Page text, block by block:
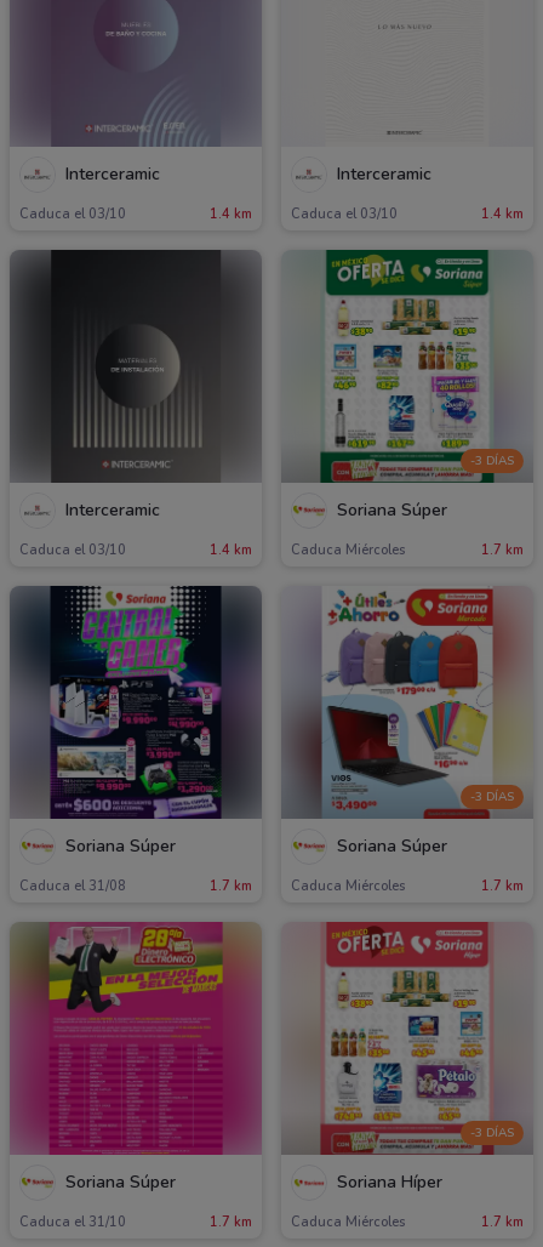
Interceramic
Caduca el 03/10 1.4 km
Interceramic
Caduca el 03/10 1.4 km
Interceramic
Caduca el 03/10 1.4 km
-3 DÍAS
Soriana Súper
Caduca Miércoles 1.7 km
Soriana Súper
Caduca el 31/08 1.7 km
-3 DÍAS
Soriana Súper
Caduca Miércoles 1.7 km
Soriana Súper
Caduca el 31/10 1.7 km
-3 DÍAS
Soriana Híper
Caduca Miércoles 1.7 km